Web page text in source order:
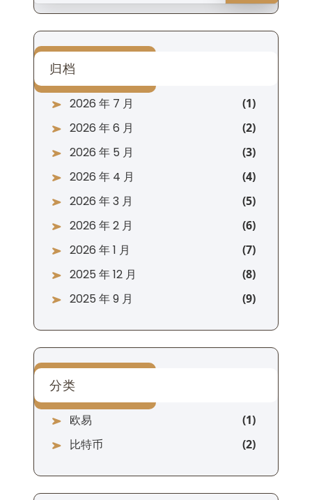
归档
2026 年 7 月
2026 年 6 月
2026 年 5 月
2026 年 4 月
2026 年 3 月
2026 年 2 月
2026 年 1 月
2025 年 12 月
2025 年 9 月
分类
欧易
比特币